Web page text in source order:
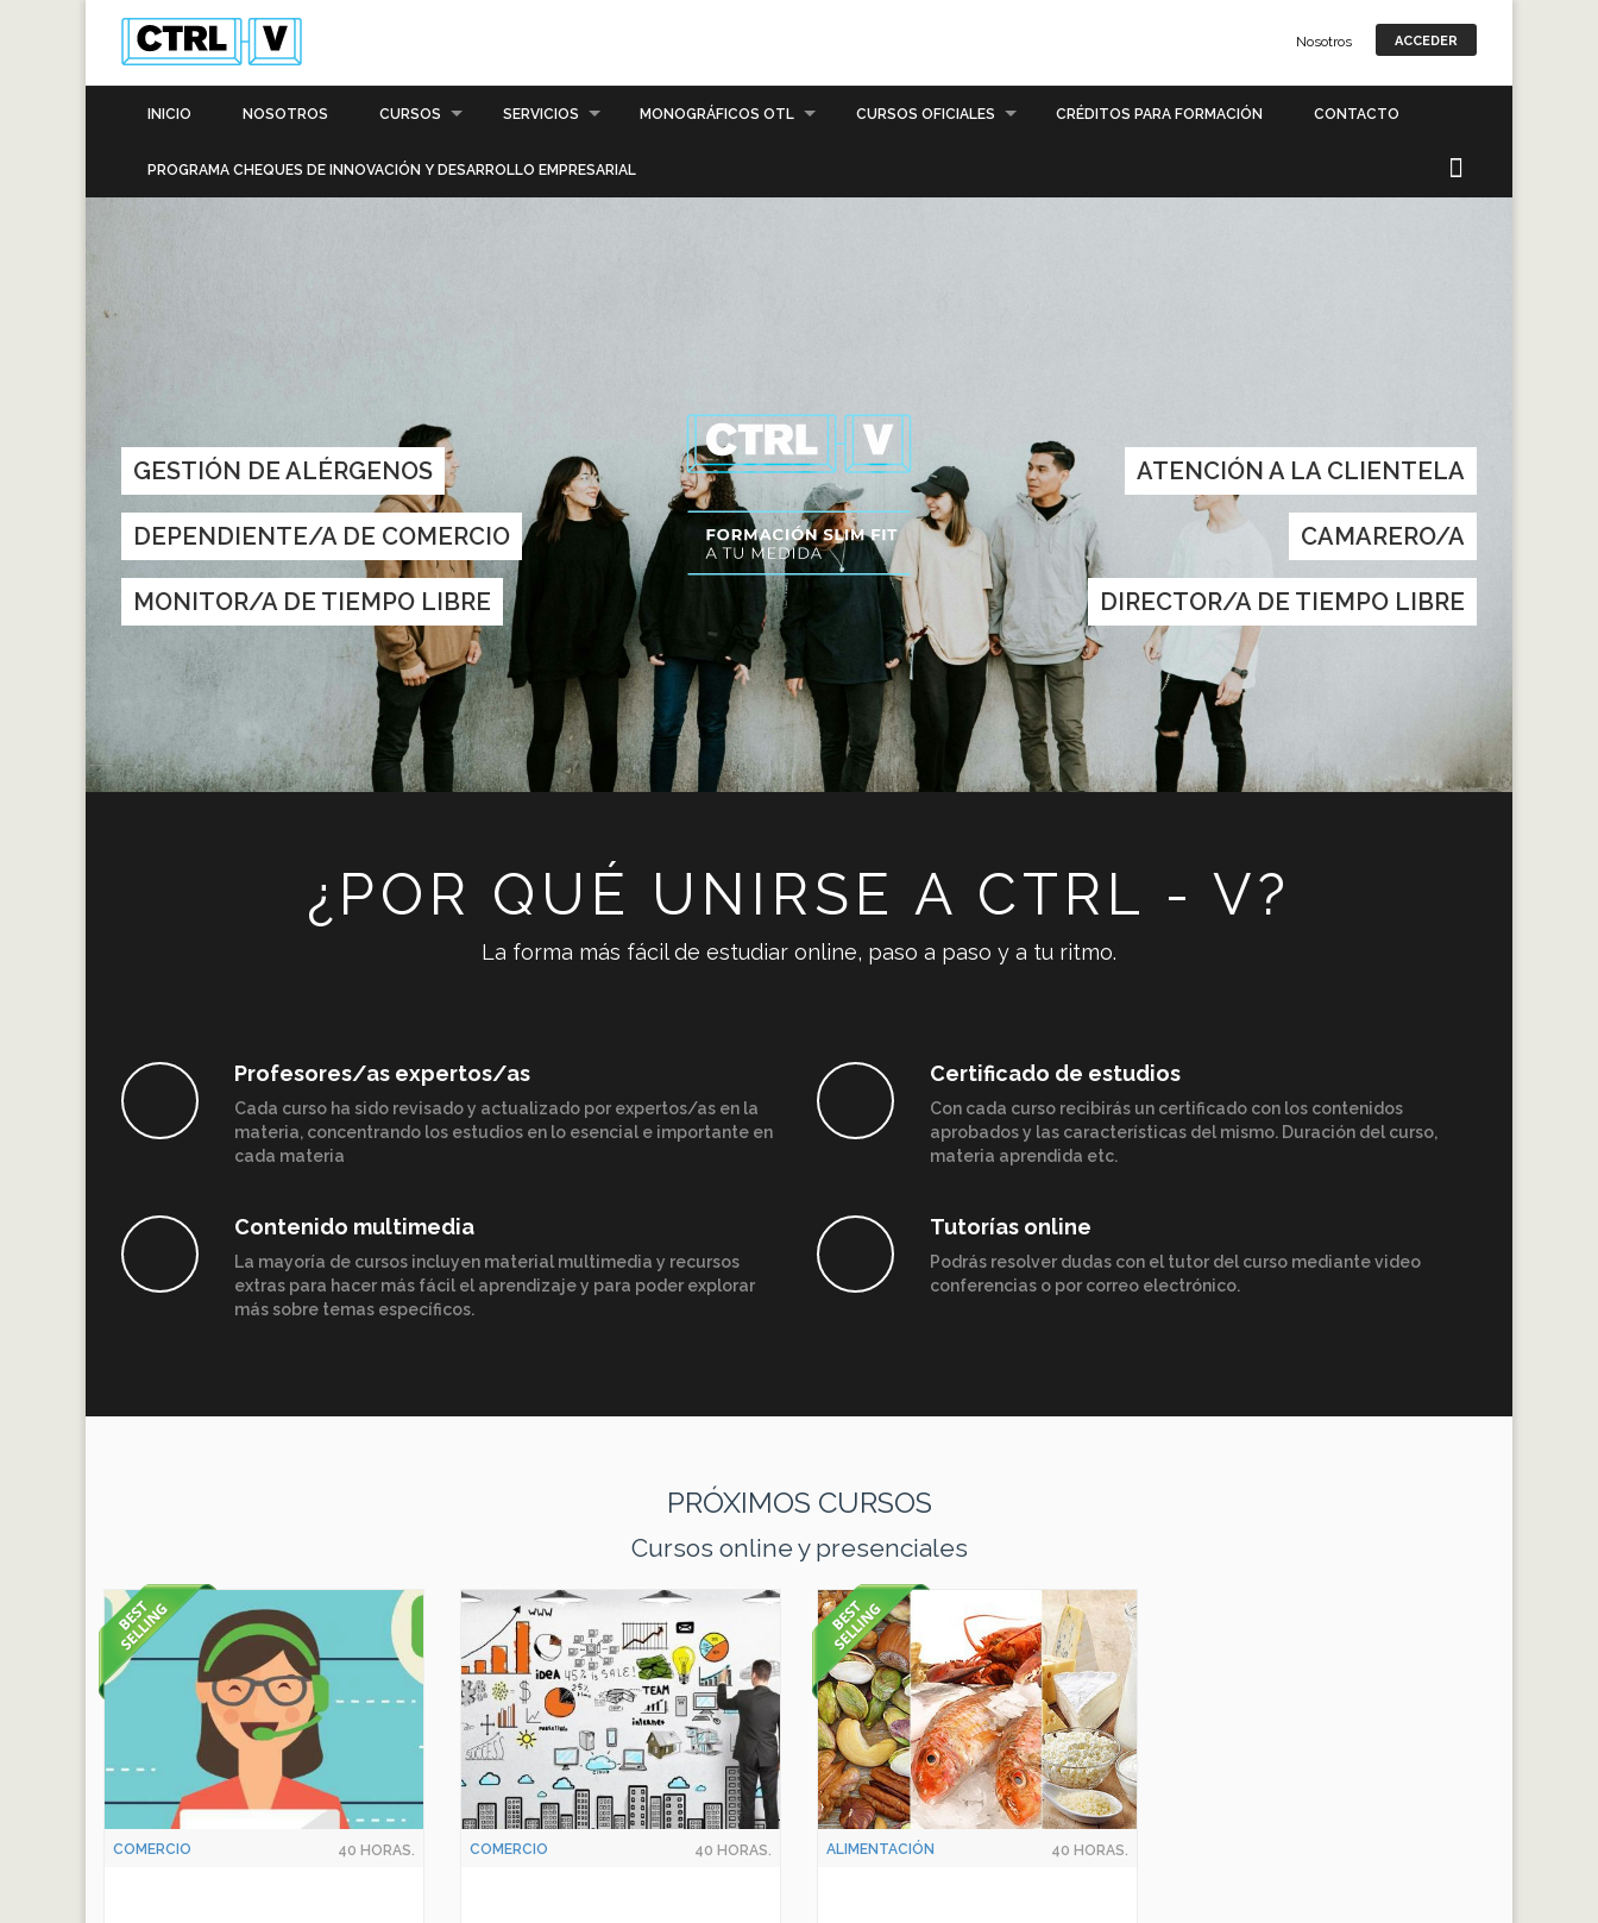
ACCEDER
Nosotros
INICIO NOSOTROS CURSOS SERVICIOS MONOGRÁFICOS OTL CURSOS OFICIALES CRÉDITOS PARA FORMACIÓN CONTACTO
PROGRAMA CHEQUES DE INNOVACIÓN Y DESARROLLO EMPRESARIAL
GESTIÓN DE ALÉRGENOS
DEPENDIENTE/A DE COMERCIO
MONITOR/A DE TIEMPO LIBRE
ATENCIÓN A LA CLIENTELA
CAMARERO/A
DIRECTOR/A DE TIEMPO LIBRE
¿POR QUÉ UNIRSE A CTRL - V?
La forma más fácil de estudiar online, paso a paso y a tu ritmo.
Profesores/as expertos/as
Cada curso ha sido revisado y actualizado por expertos/as en la
materia, concentrando los estudios en lo esencial e importante en
cada materia
Certificado de estudios
Con cada curso recibirás un certificado con los contenidos
aprobados y las características del mismo. Duración del curso,
materia aprendida etc.
Contenido multimedia
La mayoría de cursos incluyen material multimedia y recursos
extras para hacer más fácil el aprendizaje y para poder explorar
más sobre temas específicos.
Tutorías online
Podrás resolver dudas con el tutor del curso mediante video
conferencias o por correo electrónico.
PRÓXIMOS CURSOS
Cursos online y presenciales
COMERCIO 40 HORAS. COMERCIO 40 HORAS. ALIMENTACIÓN 40 HORAS.